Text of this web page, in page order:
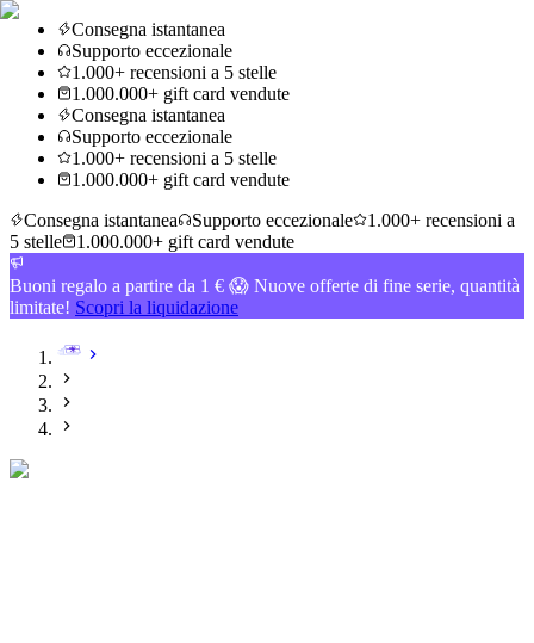
Consegna istantanea
Supporto eccezionale
1.000+ recensioni a 5 stelle
1.000.000+ gift card vendute
Consegna istantanea
Supporto eccezionale
1.000+ recensioni a 5 stelle
1.000.000+ gift card vendute
Consegna istantanea
Supporto eccezionale
1.000+ recensioni a
5 stelle
1.000.000+ gift card vendute
Buoni regalo a partire da 1 € 😱 Nuove offerte di fine serie, quantità
limitate! Scopri la liquidazione